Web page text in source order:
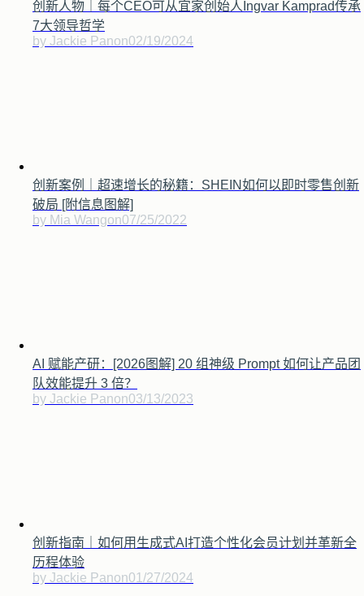
创新人物｜每个CEO可从宜家创始人Ingvar Kamprad传承
7大领导哲学
by Jackie Panon02/19/2024
创新案例｜超速增长的秘籍：SHEIN如何以即时零售创新
破局 [附信息图解]
by Mia Wangon07/25/2022
AI 赋能产研：[2026图解] 20 组神级 Prompt 如何让产品团
队效能提升 3 倍？
by Jackie Panon03/13/2023
创新指南｜如何用生成式AI打造个性化会员计划并革新全
历程体验
by Jackie Panon01/27/2024